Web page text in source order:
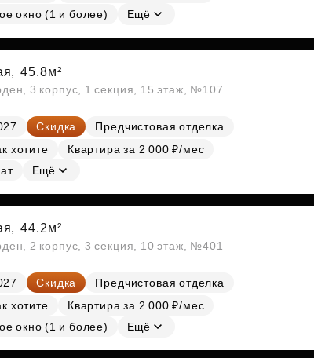
окно (1 и более)
Ещё
45.8м²
3 корпус, 1 секция, 15 этаж, №107
Скидка
Предчистовая отделка
хотите
Квартира за 2 000 ₽/мес
Ещё
44.2м²
2 корпус, 3 секция, 10 этаж, №401
Скидка
Предчистовая отделка
хотите
Квартира за 2 000 ₽/мес
окно (1 и более)
Ещё